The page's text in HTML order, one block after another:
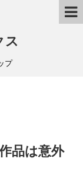
ス
プ
品は意外